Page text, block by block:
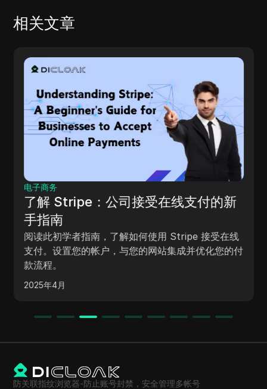
相关文章
电子商务
了解 Stripe：公司接受在线支付的新
手指南
阅读此初学者指南，了解如何使用 Stripe 接受在线
支付。设置您的帐户，与您的网站集成并优化您的付
款流程。
2025年4月
防关联指纹浏览器-防止账号封禁，安全管理多帐号